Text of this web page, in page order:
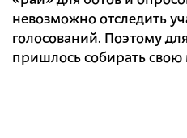
невозможно отследить
голосований. Поэтому
пришлось собирать свою